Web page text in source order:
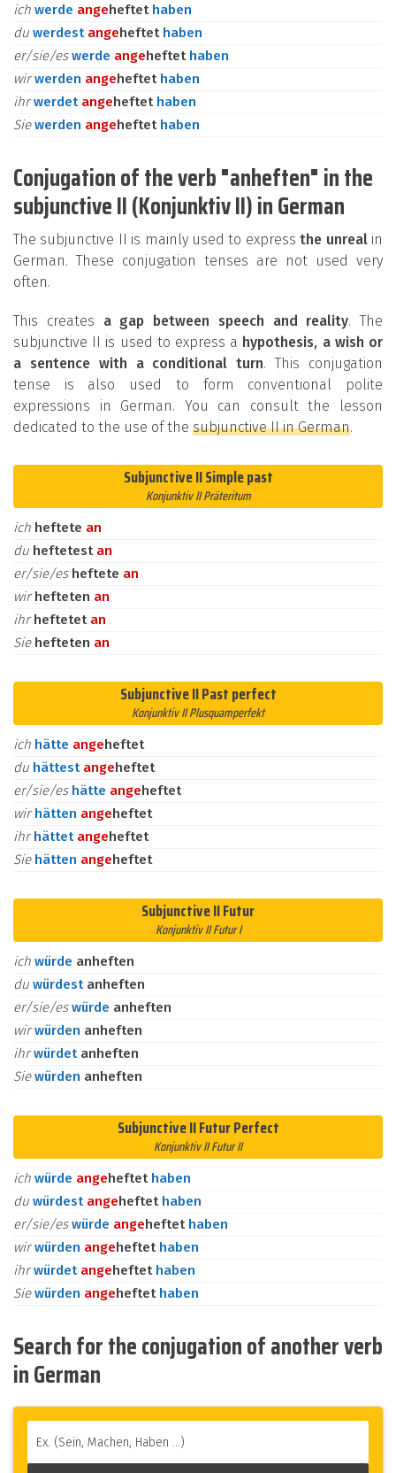
ich werde angeheftet haben
du werdest angeheftet haben
er/sie/eswerde angeheftet haben
wirwerden angeheftet haben
ihrwerdet angeheftet haben
Siewerden angeheftet haben
Conjugation of the verb "anheften" in the
subjunctive II (Konjunktiv II) in German
The subjunctive II is mainly used to expressthe unrealin
German. These conjugation tenses are not used very
often.
This creates a gap between speech and reality. The
subjunctive II is used to express a hypothesis, a wish or
a sentence with a conditional turn. This conjugation
tense is also used to form conventional polite
expressions in German. You can consult the lesson
dedicated to the use of the subjunctive II in German.
Subjunctive II Simple past
Konjunktiv II Präteritum
ich heftete an
du heftetest an
er/sie/es heftete an
wirhefteten an
ihrheftetet an
Sie hefteten an
Subjunctive II Past perfect
Konjunktiv II Plusquamperfekt
ich hätte angeheftet
du hättest angeheftet
er/sie/es hätte angeheftet
wirhätten angeheftet
ihrhättet angeheftet
Sie hätten angeheftet
Subjunctive II Futur
Konjunktiv II Futur I
ich würde anheften
du würdest anheften
er/sie/eswürde anheften
wirwürden anheften
ihrwürdet anheften
Siewürden anheften
Subjunctive II Futur Perfect
Konjunktiv II Futur II
ich würde angeheftet haben
du würdest angeheftet haben
er/sie/eswürde angeheftet haben
wirwürden angeheftet haben
ihrwürdet angeheftet haben
Siewürden angeheftet haben
Search for the conjugation of another verb
in German